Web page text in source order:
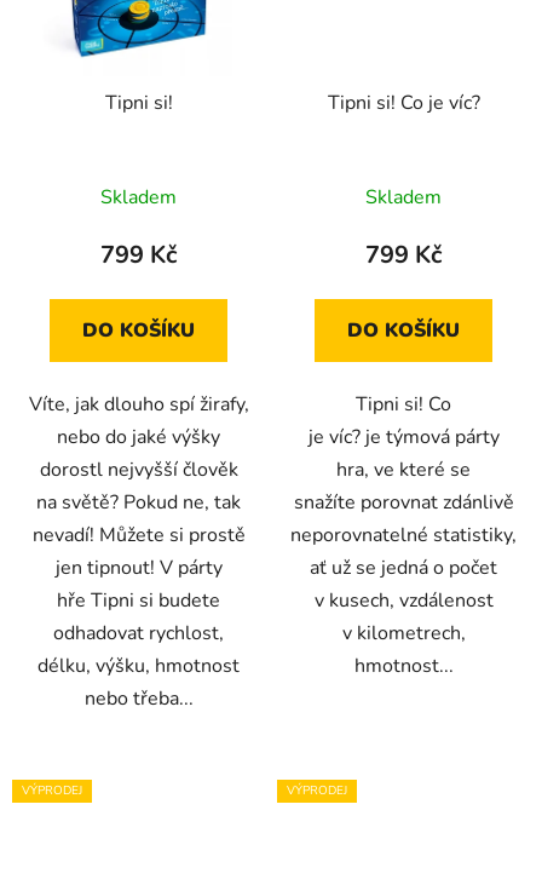
Tipni si!
Skladem
799 Kč
DO KOŠÍKU
Víte, jak dlouho spí žirafy,
nebo do jaké výšky
dorostl nejvyšší člověk
na světě? Pokud ne, tak
nevadí! Můžete si prostě
jen tipnout! V párty
hře Tipni si budete
odhadovat rychlost,
délku, výšku, hmotnost
nebo třeba...
Tipni si! Co je víc?
Skladem
799 Kč
DO KOŠÍKU
Tipni si! Co
je víc? je týmová párty
hra, ve které se
snažíte porovnat zdánlivě
neporovnatelné statistiky,
ať už se jedná o počet
v kusech, vzdálenost
v kilometrech,
hmotnost...
VÝPRODEJ VÝPRODEJ